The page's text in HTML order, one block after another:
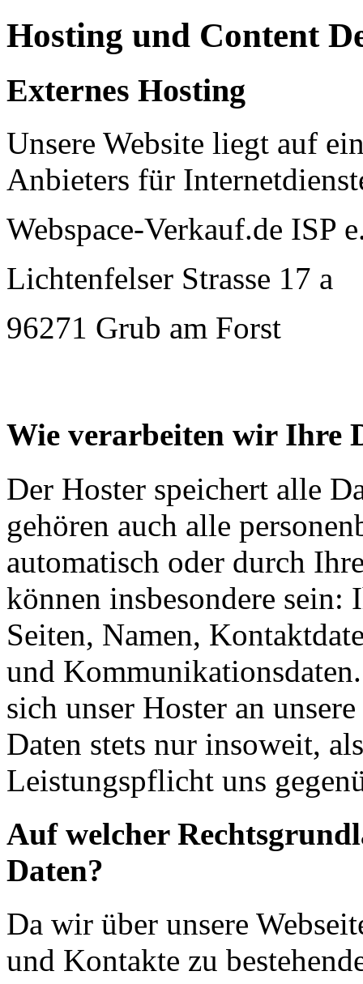
Hosting und Content
Externes Hosting
Unsere Website liegt auf
Anbieters für
Webspace-Verkauf.de ISP
Lichtenfelser Strasse 17 a
96271 Grub am Forst
Wie verarbeiten wir Ihre
Der Hoster speichert alle
gehören auch alle
automatisch oder durch
können insbesondere sein:
Seiten, Namen,
und
sich unser Hoster an
Daten stets nur insoweit,
Leistungspflicht uns
Auf welcher
Daten?
Da wir über unsere
und Kontakte zu